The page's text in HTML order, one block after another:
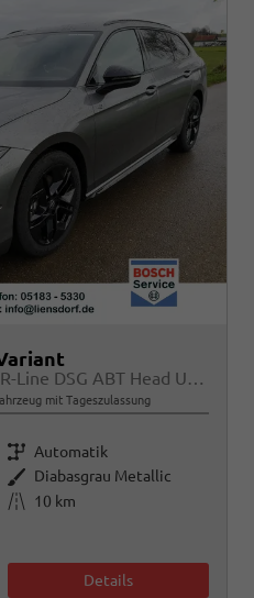
2.0 TDI 142 kW 4Motion R-Line DSG ABT Head Up AHK Navi
mit Tageszulassung
Getriebe Automatik
Außenfarbe Diabasgrau Metallic
Kilometerstand
10 km
Details